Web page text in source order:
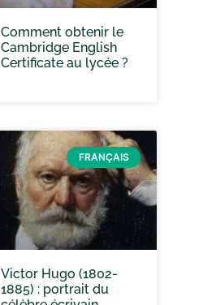
Comment obtenir le
Cambridge English
Certificate au lycée ?
FRANÇAIS
Victor Hugo (1802-
1885) : portrait du